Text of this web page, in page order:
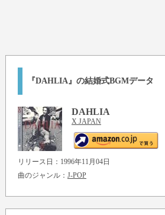
『DAHLIA』の結婚式BGMデータ
DAHLIA
X JAPAN
リリース日：1996年11月04日
曲のジャンル： J-POP